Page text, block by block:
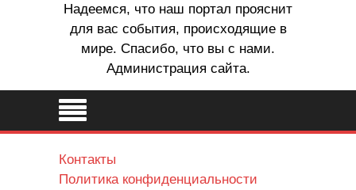
Надеемся, что наш портал прояснит
для вас события, происходящие в
мире. Спасибо, что вы с нами.
Администрация сайта.
Контакты
Политика конфиденциальности